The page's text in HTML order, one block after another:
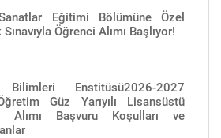
Eğitimi Bölümüne Özel
Öğrenci Alımı Başlıyor!
Bilimleri Enstitüsü2026-2027
Güz Yarıyılı Lisansüstü
Alımı Başvuru Koşulları ve